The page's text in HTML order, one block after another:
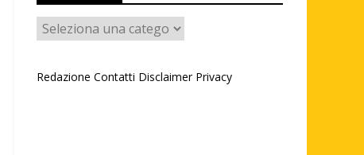
Categorie
Redazione Contatti Disclaimer Privacy